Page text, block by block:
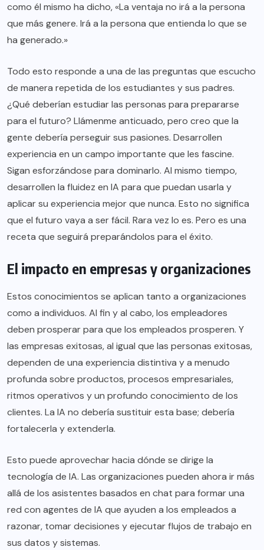
como él mismo ha dicho, «La ventaja no irá a la persona
que más genere. Irá a la persona que entienda lo que se
ha generado.»
Todo esto responde a una de las preguntas que escucho
de manera repetida de los estudiantes y sus padres.
¿Qué deberían estudiar las personas para prepararse
para el futuro? Llámenme anticuado, pero creo que la
gente debería perseguir sus pasiones. Desarrollen
experiencia en un campo importante que les fascine.
Sigan esforzándose para dominarlo. Al mismo tiempo,
desarrollen la fluidez en IA para que puedan usarla y
aplicar su experiencia mejor que nunca. Esto no significa
que el futuro vaya a ser fácil. Rara vez lo es. Pero es una
receta que seguirá preparándolos para el éxito.
El impacto en empresas y organizaciones
Estos conocimientos se aplican tanto a organizaciones
como a individuos. Al fin y al cabo, los empleadores
deben prosperar para que los empleados prosperen. Y
las empresas exitosas, al igual que las personas exitosas,
dependen de una experiencia distintiva y a menudo
profunda sobre productos, procesos empresariales,
ritmos operativos y un profundo conocimiento de los
clientes. La IA no debería sustituir esta base; debería
fortalecerla y extenderla.
Esto puede aprovechar hacia dónde se dirige la
tecnología de IA. Las organizaciones pueden ahora ir más
allá de los asistentes basados en chat para formar una
red con agentes de IA que ayuden a los empleados a
razonar, tomar decisiones y ejecutar flujos de trabajo en
sus datos y sistemas.